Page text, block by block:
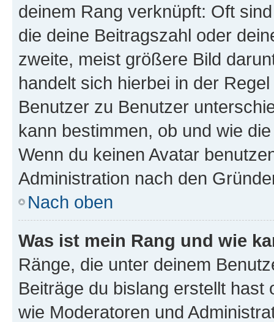
deinem Rang verknüpft: Oft
die deine Beitragszahl oder
zweite, meist größere Bild
handelt sich hierbei in der
Benutzer zu Benutzer
kann bestimmen, ob und wie
Wenn du keinen Avatar
Administration nach den
Nach oben
Was ist mein Rang und wie
Ränge, die unter deinem
Beiträge du bislang erstellt
wie Moderatoren und